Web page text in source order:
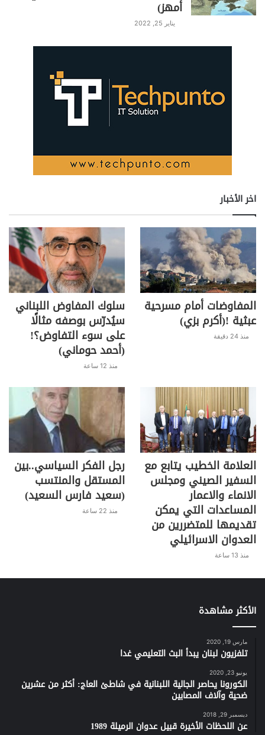
أمهز)
يناير 25, 2022
اخر الأخبار
المفاوضات أمام مسرحية
عبثية !(أكرم بزي)
منذ 24 دقيقة
سلوك المفاوض اللبناني
سيُدرّس بوصفه مثالًا
على سوء التفاوض؟!
(أحمد حوماني)
منذ 12 ساعة
العلامة الخطيب يتابع مع
السفير الصيني ومجلس
الانماء والاعمار
المساعدات التي يمكن
تقديمها للمتضررين من
العدوان الاسرائيلي
منذ 13 ساعة
رجل الفكر السياسي..بين
المستقل والمنتسب
(سعيد فارس السعيد)
منذ 22 ساعة
الأكثر مشاهدة
مارس 19, 2020
تلفزيون لبنان يبدأ البث التعليمي غدا
يونيو 23, 2020
الكورونا يحاصر الجالية اللبنانية في شاطئ العاج: أكثر من عشرين
ضحية وآلاف المصابين
ديسمبر 29, 2018
عن اللحظات الأخيرة قبيل عدوان الرميلة 1989